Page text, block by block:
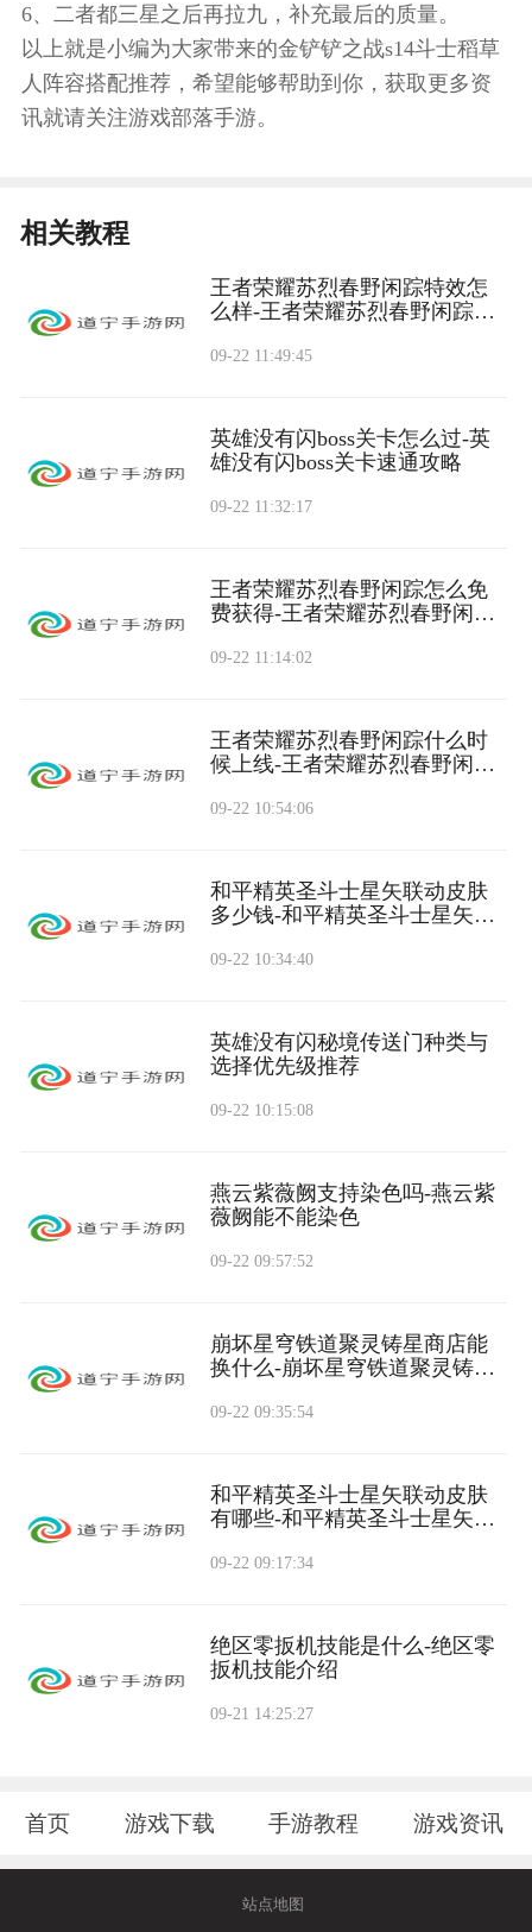
6、二者都三星之后再拉九，补充最后的质量。
以上就是小编为大家带来的金铲铲之战s14斗士稻草
人阵容搭配推荐，希望能够帮助到你，获取更多资
讯就请关注游戏部落手游。
相关教程
王者荣耀苏烈春野闲踪特效怎
么样-王者荣耀苏烈春野闲踪皮
09-22 11:49:45
英雄没有闪boss关卡怎么过-英
雄没有闪boss关卡速通攻略
09-22 11:32:17
王者荣耀苏烈春野闲踪怎么免
费获得-王者荣耀苏烈春野闲踪
09-22 11:14:02
王者荣耀苏烈春野闲踪什么时
候上线-王者荣耀苏烈春野闲踪
09-22 10:54:06
和平精英圣斗士星矢联动皮肤
多少钱-和平精英圣斗士星矢联
09-22 10:34:40
英雄没有闪秘境传送门种类与
选择优先级推荐
09-22 10:15:08
燕云紫薇阙支持染色吗-燕云紫
薇阙能不能染色
09-22 09:57:52
崩坏星穹铁道聚灵铸星商店能
换什么-崩坏星穹铁道聚灵铸星
锥」
09-22 09:35:54
和平精英圣斗士星矢联动皮肤
有哪些-和平精英圣斗士星矢联
09-22 09:17:34
绝区零扳机技能是什么-绝区零
扳机技能介绍
09-21 14:25:27
首页 游戏下载 手游教程 游戏资讯
站点地图